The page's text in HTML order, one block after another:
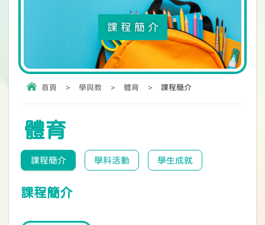
課程簡介
首頁 > 學與教 > 體育 > 課程簡介
體育
課程簡介 學科活動 學生成就
課程簡介